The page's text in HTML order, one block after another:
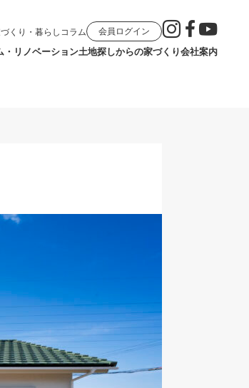
・リノベーション土地探しからの家づくり会社案内
くり・暮らしコラム 会員ログイン